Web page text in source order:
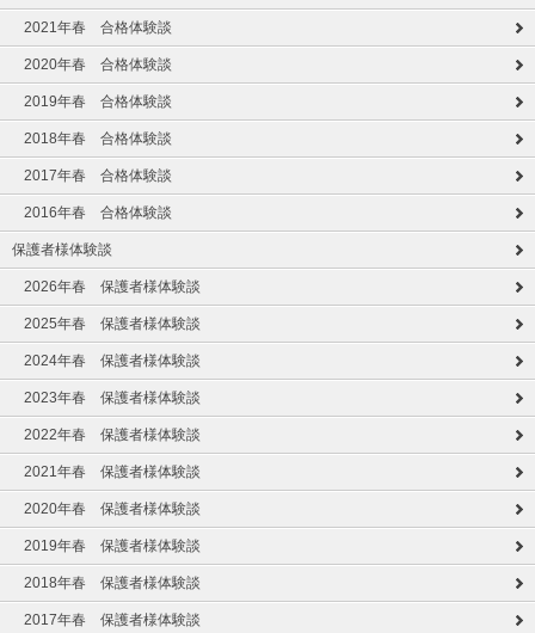
2021年春 合格体験談
2020年春 合格体験談
2019年春 合格体験談
2018年春 合格体験談
2017年春 合格体験談
2016年春 合格体験談
保護者様体験談
2026年春 保護者様体験談
2025年春 保護者様体験談
2024年春 保護者様体験談
2023年春 保護者様体験談
2022年春 保護者様体験談
2021年春 保護者様体験談
2020年春 保護者様体験談
2019年春 保護者様体験談
2018年春 保護者様体験談
2017年春 保護者様体験談